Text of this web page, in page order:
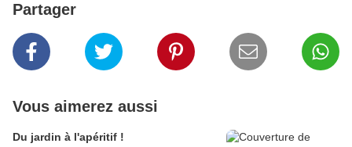
Partager
Vous aimerez aussi
Du jardin à l'apéritif !